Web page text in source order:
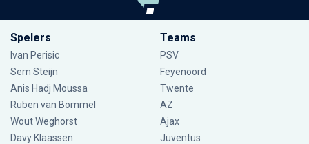
Spelers
Ivan Perisic
Sem Steijn
Anis Hadj Moussa
Ruben van Bommel
Wout Weghorst
Davy Klaassen
Teams
PSV
Feyenoord
Twente
AZ
Ajax
Juventus